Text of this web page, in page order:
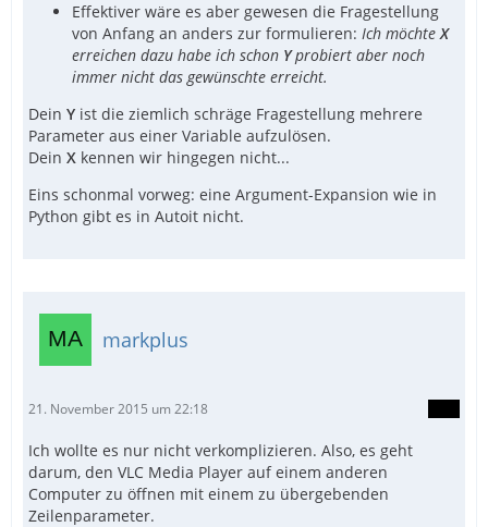
Effektiver wäre es aber gewesen die Fragestellung
von Anfang an anders zur formulieren: Ich möchteX
erreichen dazu habe ich schon Yprobiert aber noch
immer nicht das gewünschte erreicht.
Dein Y ist die ziemlich schräge Fragestellung mehrere
Parameter aus einer Variable aufzulösen.
Dein X kennen wir hingegen nicht...
Eins schonmal vorweg: eine Argument-Expansion wie in
Python gibt es in Autoit nicht.
markplus
21. November 2015 um 22:18
Ich wollte es nur nicht verkomplizieren. Also, es geht
darum, den VLC Media Player auf einem anderen
Computer zu öffnen mit einem zu übergebenden
Zeilenparameter.